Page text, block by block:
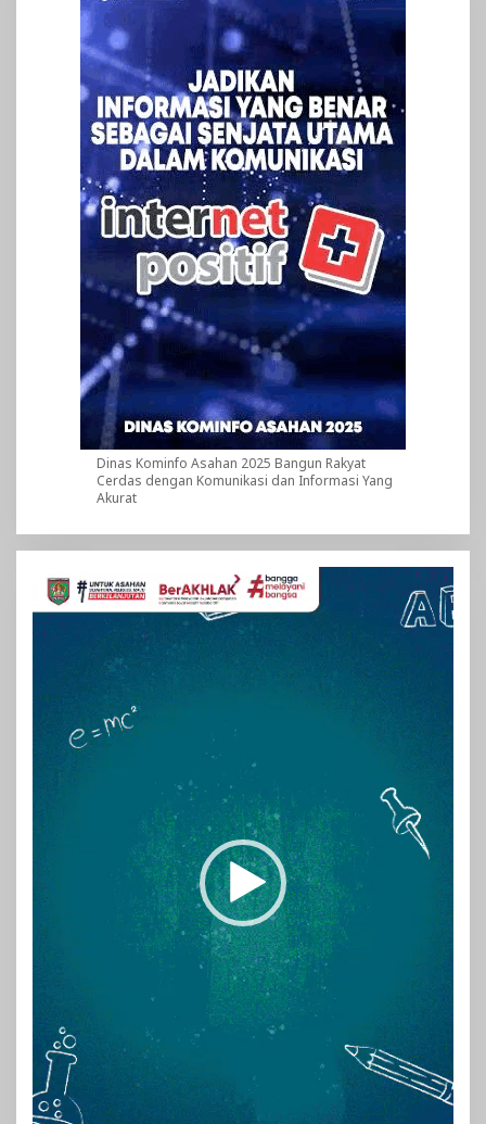
Dinas Kominfo Asahan 2025 Bangun Rakyat
Cerdas dengan Komunikasi dan Informasi Yang
Akurat
Pemutar
Video